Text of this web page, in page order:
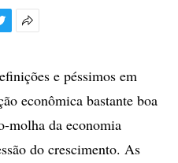
compartilhamento
e péssimos em
econômica bastante boa
molha da economia
do crescimento. As